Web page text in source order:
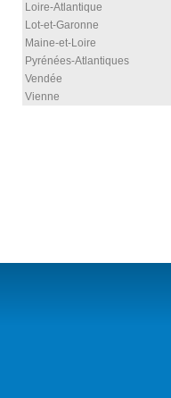
Loire-Atlantique
Lot-et-Garonne
Maine-et-Loire
Pyrénées-Atlantiques
Vendée
Vienne